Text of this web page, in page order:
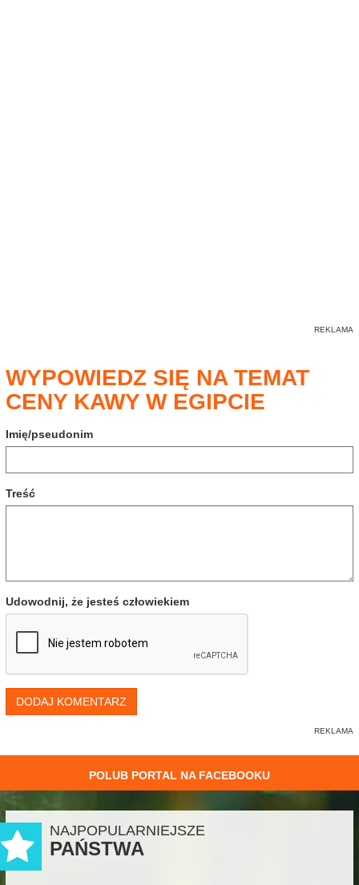
WYPOWIEDZ SIĘ NA TEMAT
CENY KAWY W EGIPCIE
Imię/pseudonim
Treść
Udowodnij, że jesteś człowiekiem
DODAJ KOMENTARZ
POLUB PORTAL NA FACEBOOKU
NAJPOPULARNIEJSZE
PAŃSTWA